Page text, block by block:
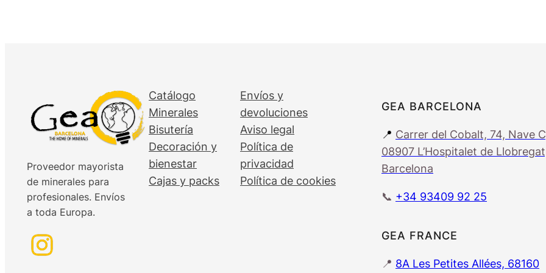
Proveedor mayorista
de minerales para
profesionales. Envíos
a toda Europa.
Catálogo
Minerales
Bisutería
Decoración y
bienestar
Cajas y packs
Envíos y
devoluciones
Aviso legal
Política de
privacidad
Política de cookies
GEA BARCELONA
📍 Carrer del Cobalt, 74, Nave
08907 L’Hospitalet de
Barcelona
📞 +34 93409 92 25
GEA FRANCE
📍 8A Les Petites Allées, 68160